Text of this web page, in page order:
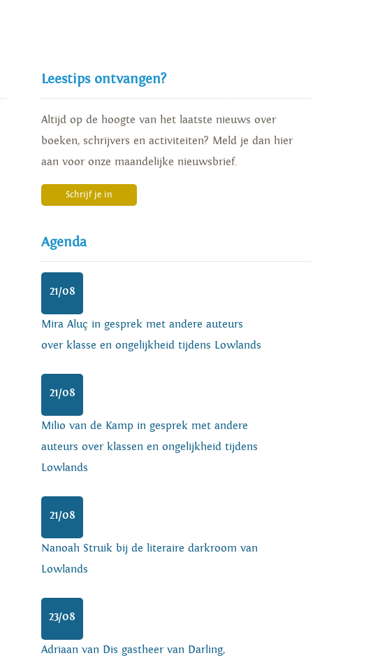
Leestips ontvangen?
Altijd op de hoogte van het laatste nieuws over
boeken, schrijvers en activiteiten? Meld je dan hier
aan voor onze maandelijke nieuwsbrief.
Schrijf je in
Agenda
21/08
Mira Aluç in gesprek met andere auteurs
over klasse en ongelijkheid tijdens Lowlands
21/08
Milio van de Kamp in gesprek met andere
auteurs over klassen en ongelijkheid tijdens
Lowlands
21/08
Nanoah Struik bij de literaire darkroom van
Lowlands
23/08
Adriaan van Dis gastheer van Darling,